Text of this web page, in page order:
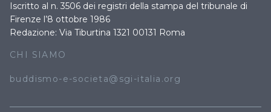
Iscritto al n. 3506 dei registri della stampa del tribunale di
Firenze l’8 ottobre 1986
Redazione: Via Tiburtina 1321 00131 Roma
CHI SIAMO
buddismo-e-societa@sgi-italia.org